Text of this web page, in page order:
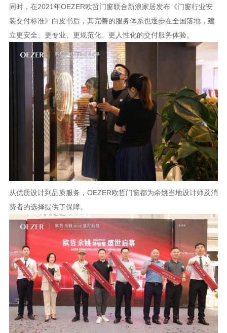
同时，在2021年OEZER欧哲门窗联合新浪家居发布《门窗行业安
装交付标准》白皮书后，其完善的服务体系也逐步在全国落地，建
立更安全、更专业、更规范化、更人性化的交付服务体验。
从优质设计到品质服务，OEZER欧哲门窗都为余姚当地设计师及消
费者的选择提供了保障。